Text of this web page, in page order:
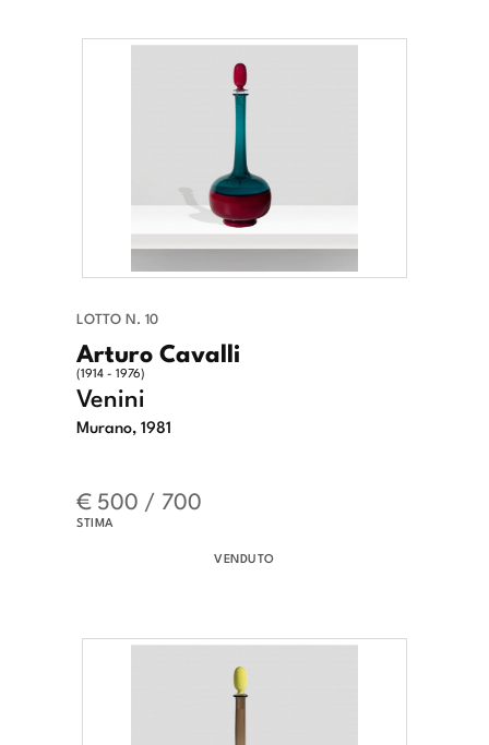
LOTTO N. 10
Arturo Cavalli
(1914 - 1976)
Venini
Murano, 1981
€ 500 / 700
STIMA
VENDUTO